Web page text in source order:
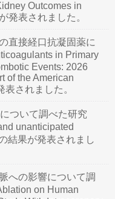
Outcomes in
発表されました。
直接経口抗凝固薬に
in Primary
Events: 2026
of the American
されました。
ついて調べた研究
unanticipated
結果が発表されまし
への影響について調
on Human